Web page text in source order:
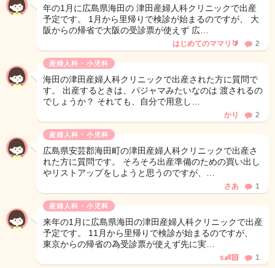
年の1月に広島県海田の 津田産婦人科クリニックで出産
予定です。 1月から里帰りで検診が始まるのですが、 大
阪からの帰省で大阪の受診票が使えず 広…
はじめてのママリ🔰 2
産婦人科・小児科
海田の津田産婦人科クリニックで出産された方に質問で
す。 出産するときは、パジャマみたいなのは 渡されるの
でしょうか？ それても、自分で用意し…
かり 2
産婦人科・小児科
広島県安芸郡海田町の津田産婦人科クリニックで出産さ
れた方に質問です。 そろそろ出産準備のための買い出し
やリストアップをしようと思うのですが、…
さあ 1
産婦人科・小児科
来年の1月に広島県海田の津田産婦人科クリニックで出産
予定です。 11月から里帰りで検診が始まるのですが、
東京からの帰省の為受診票が使えず先に実…
s👶🏻 1